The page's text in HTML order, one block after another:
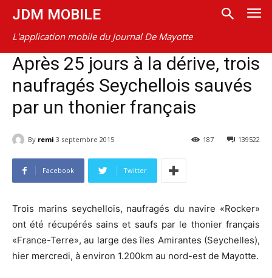
JDM MOBILE
L'application mobile du Journal De Mayotte
Après 25 jours à la dérive, trois
naufragés Seychellois sauvés
par un thonier français
By remi 3 septembre 2015 139522
187
Facebook Twitter
Trois marins seychellois, naufragés du navire «Rocker»
ont été récupérés sains et saufs par le thonier français
«France-Terre», au large des îles Amirantes (Seychelles),
hier mercredi, à environ 1.200km au nord-est de Mayotte.